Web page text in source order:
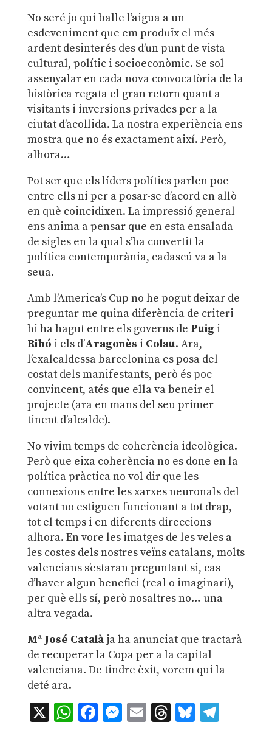
No seré jo qui balle l’aigua a un
esdeveniment que em produïx el més
ardent desinterés des d’un punt de vista
cultural, polític i socioeconòmic. Se sol
assenyalar en cada nova convocatòria de la
històrica regata el gran retorn quant a
visitants i inversions privades per a la
ciutat d’acollida. La nostra experiència ens
mostra que no és exactament així. Però,
alhora…
Pot ser que els líders polítics parlen poc
entre ells ni per a posar-se d’acord en allò
en què coincidixen. La impressió general
ens anima a pensar que en esta ensalada
de sigles en la qual s’ha convertit la
política contemporània, cadascú va a la
seua.
Amb l’America’s Cup no he pogut deixar de
preguntar-me quina diferència de criteri
hi ha hagut entre els governs de Puig i
Ribó i els d’Aragonès i Colau. Ara,
l’exalcaldessa barcelonina es posa del
costat dels manifestants, però és poc
convincent, atés que ella va beneir el
projecte (ara en mans del seu primer
tinent d’alcalde).
No vivim temps de coherència ideològica.
Però que eixa coherència no es done en la
política pràctica no vol dir que les
connexions entre les xarxes neuronals del
votant no estiguen funcionant a tot drap,
tot el temps i en diferents direccions
alhora. En vore les imatges de les veles a
les costes dels nostres veïns catalans, molts
valencians s’estaran preguntant si, cas
d’haver algun benefici (real o imaginari),
per què ells sí, però nosaltres no… una
altra vegada.
Mª José Catalàja ha anunciat que tractarà
de recuperar la Copa per a la capital
valenciana. De tindre èxit, vorem qui la
deté ara.
X WhatsApp
Facebook
Messenger
EmailThreads
Bluesky